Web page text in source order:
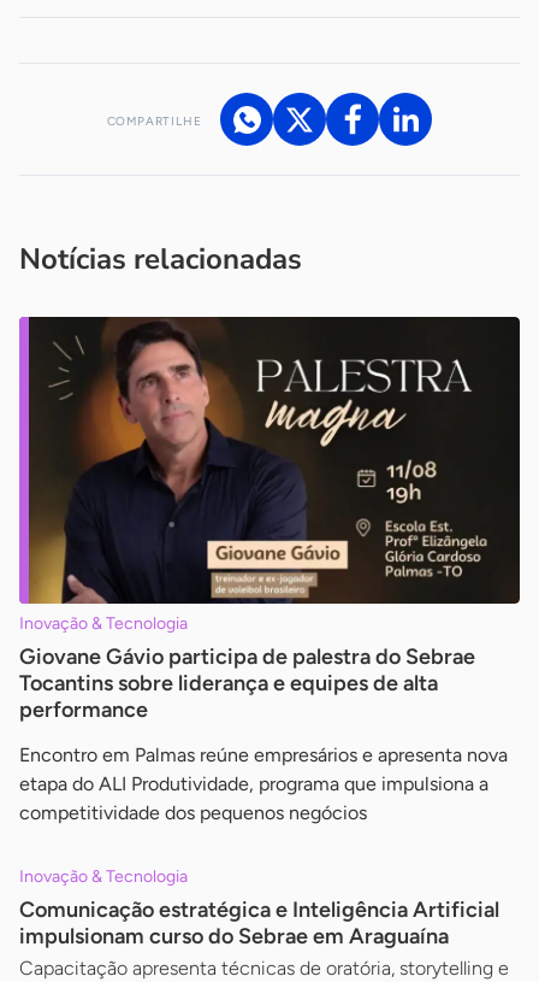
COMPARTILHE
Notícias relacionadas
Inovação & Tecnologia
Giovane Gávio participa de palestra do Sebrae
Tocantins sobre liderança e equipes de alta
performance
Encontro em Palmas reúne empresários e apresenta nova
etapa do ALI Produtividade, programa que impulsiona a
competitividade dos pequenos negócios
Inovação & Tecnologia
Comunicação estratégica e Inteligência Artificial
impulsionam curso do Sebrae em Araguaína
Capacitação apresenta técnicas de oratória, storytelling e